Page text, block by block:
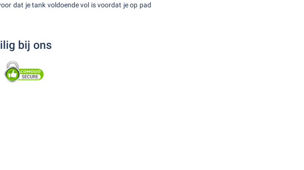
dat je tank voldoende vol is voordat je op pad
bij ons